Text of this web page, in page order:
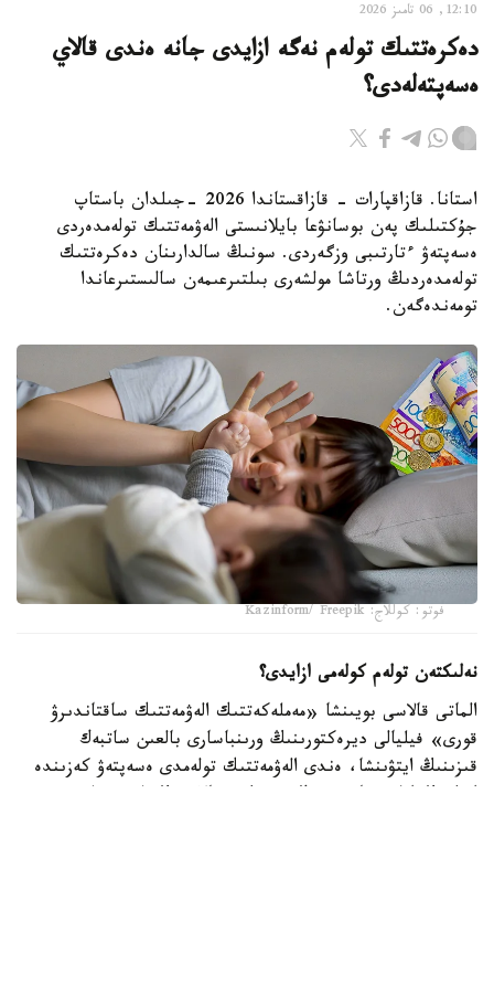
12:10, 06 تامىز 2026
دەكرەتتىك تولەم نەگە ازايدى جانە ەندى قالاي
ەسەپتەلەدى؟
استانا. قازاقپارات - قازاقستاندا 2026 -جىلدان باستاپ
جۇكتىلىك پەن بوسانۋعا بايلانىستى الەۋمەتتىك تولەمدەردى
ەسەپتەۋ ءتارتىبى وزگەردى. سونىڭ سالدارىنان دەكرەتتىك
تولەمدەردىڭ ورتاشا مولشەرى بىلتىرعىمەن سالىستىرعاندا
تومەندەگەن.
فوتو: كوللاج: Kazinform/ Freepik
نەلىكتەن تولەم كولەمى ازايدى؟
الماتى قالاسى بويىنشا «مەملەكەتتىك الەۋمەتتىك ساقتاندىرۋ
قورى» فيليالى ديرەكتورىنىڭ ورىنباسارى بالعىن ساتبەك
قىزىنىڭ ايتۋىنشا، ەندى الەۋمەتتىك تولەمدى ەسەپتەۋ كەزىندە